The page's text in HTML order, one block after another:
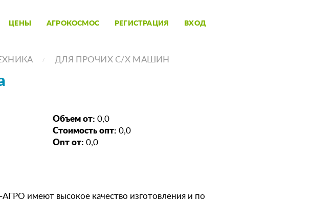
ЦЕНЫ АГРОКОСМОС РЕГИСТРАЦИЯ ВХОД
ДЛЯ ПРОЧИХ С/Х МАШИН
Объем от: 0,0
Стоимость опт: 0,0
Опт от: 0,0
имеют высокое качество изготовления и по